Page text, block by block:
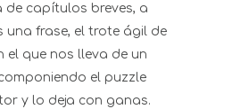
de capítulos breves, a
una frase, el trote ágil de
el que nos lleva de un
el puzzle
y lo deja con ganas.